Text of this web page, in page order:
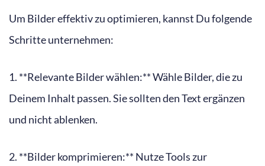
Um Bilder effektiv zu optimieren, kannst Du folgende
Schritte unternehmen:
1. **Relevante Bilder wählen:** Wähle Bilder, die zu
Deinem Inhalt passen. Sie sollten den Text ergänzen
und nicht ablenken.
2. **Bilder komprimieren:** Nutze Tools zur